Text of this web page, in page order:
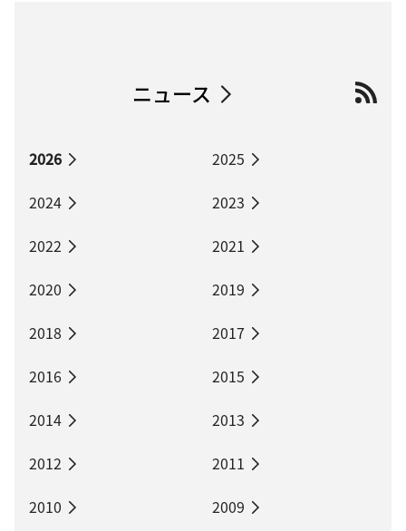
ニュース
2026
2025
2024
2023
2022
2021
2020
2019
2018
2017
2016
2015
2014
2013
2012
2011
2010
2009